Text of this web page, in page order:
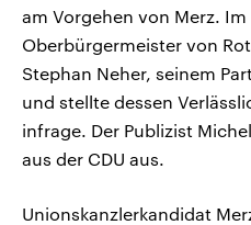
am Vorgehen von Merz.
Oberbürgermeister von
Stephan Neher, seinem
und stellte dessen
infrage. Der Publizist
aus der CDU aus.
Unionskanzlerkandidat